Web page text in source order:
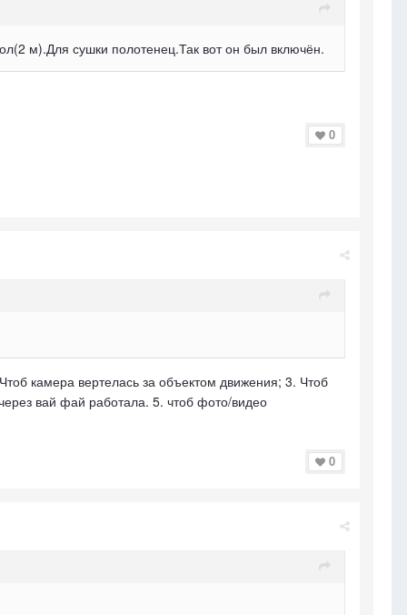
м).Для сушки полотенец.Так вот он был включён.
0
камера вертелась за объектом движения; 3. Чтоб
вай фай работала. 5. чтоб фото/видео
0